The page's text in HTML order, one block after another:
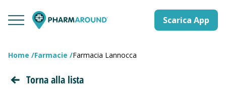
Scarica App
Home Farmacie Farmacia Lannocca
Torna alla lista